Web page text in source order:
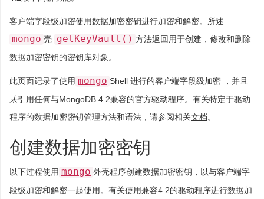
客户端字段级加密使用数据加密密钥进行加密和解密。所述
mongo 壳 getKeyVault() 方法返回用于创建，修改和删除
数据加密密钥的密钥库对象。
此页面记录了使用 mongo Shell 进行的客户端字段级加密 ，并且
未引用任何与MongoDB 4.2兼容的官方驱动程序。有关特定于驱动
程序的数据加密密钥管理方法和语法，请参阅相关文档。
创建数据加密密钥
以下过程使用 mongo 外壳程序创建数据加密密钥，以与客户端字
段级加密和解密一起使用。有关使用兼容4.2的驱动程序进行数据加